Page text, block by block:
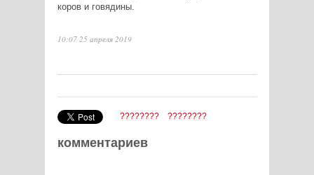
коров и говядины.
10:07 25 апреля 2019
???????? ????????
комментариев